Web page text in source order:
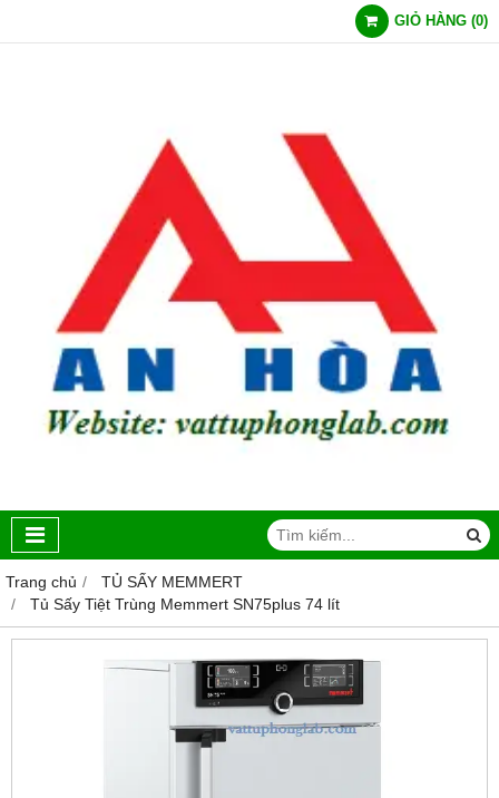
GIỎ HÀNG (0)
Trang chủ
TỦ SẤY MEMMERT
Tủ Sấy Tiệt Trùng Memmert SN75plus 74 lít